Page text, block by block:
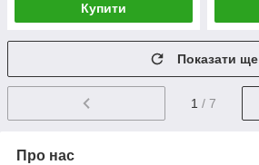
Купити
Показати ще
1 / 7
Про нас